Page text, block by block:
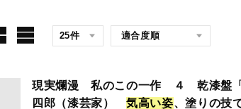
現実爛漫 私のこの一作 ４ 乾漆盤
四郎（漆芸家）気高い姿、塗りの技